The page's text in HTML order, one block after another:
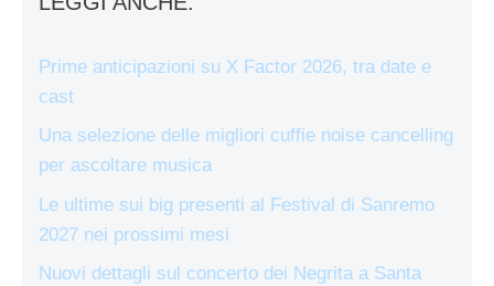
Prime anticipazioni su X Factor 2026, tra date e
cast
Una selezione delle migliori cuffie noise cancelling
per ascoltare musica
Le ultime sui big presenti al Festival di Sanremo
2027 nei prossimi mesi
Nuovi dettagli sul concerto dei Negrita a Santa